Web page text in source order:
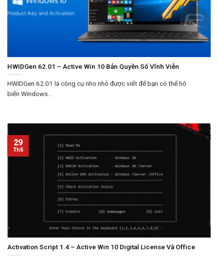
HWIDGen 62.01 – Active Win 10 Bản Quyền Số Vĩnh Viễn
HWIDGen 62.01 là công cụ nho nhỏ được viết để bạn có thể hô
biến Windows...
Activation Script 1.4 – Active Win 10 Digital License Và Office
29
Th5